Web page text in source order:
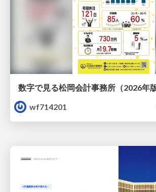
数字で見る松岡会計事務所（2026年版
wf714201